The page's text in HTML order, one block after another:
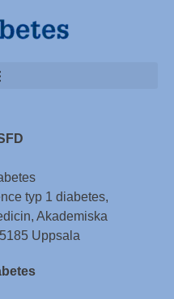
typ 1 diabetes,
Akademiska
Uppsala